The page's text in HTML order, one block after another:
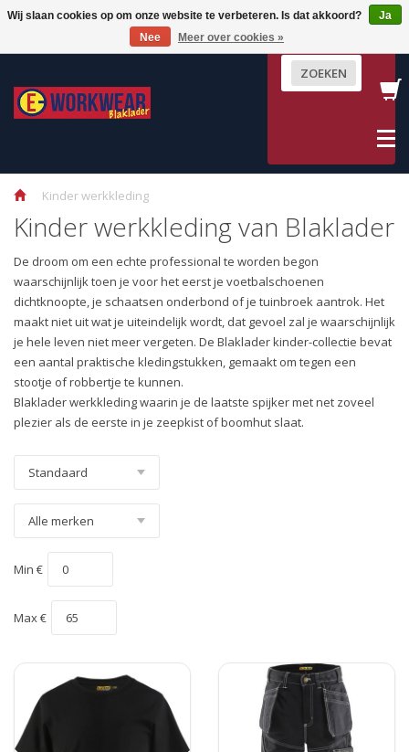
Terug
Lange Werkbroeken
Korte broeken
Overalls
Kilt
Terug
Jassen
Werkvesten
T-Shirts
Polo's
Terug
Schilders
Terug
Schilders
Tuinbroeken
T-Shirt ,
Terug
T-Shirts &
Jassen &
Terug
Industrie &
Werkjassen
Terug
High Visibility
Terug
High
T-Shirts &
Jassen en
Accessoires
Terug
Multinorm
Jassen &
Accessoires
Terug
Wind,
Jassen van
Fleece
Kniestukken
Uitleg materiaal en normeringen
Terug
Uitleg
Materiaal
Terug
Dames Werkbroeken
Jassen & Overalls
Terug
Werkschoenen
Schoen Accessoires
Terug
Werkhandschoenen
Tassen & Zakken
Mutsen
Petten
POPULAIRE PRODUCTEN
ZOEKEN
Kinder werkkleding
Kinder werkkleding van Blaklader
De droom om een echte professional te worden begon
waarschijnlijk toen je voor het eerst je voetbalschoenen
dichtknoopte, je schaatsen onderbond of je tuinbroek aantrok. Het
maakt niet uit wat je uiteindelijk wordt, dat gevoel zal je waarschijnlijk
je hele leven niet meer vergeten. De Blaklader kinder-collectie bevat
een aantal praktische kledingstukken, gemaakt om tegen een
stootje of robbertje te kunnen.
Blaklader werkkleding waarin je de laatste spijker met net zoveel
plezier als de eerste in je zeepkist of boomhut slaat.
Min €
Max €
Wij slaan cookies op om onze website te verbeteren. Is dat akkoord?
Ja
Nee
Meer over cookies »